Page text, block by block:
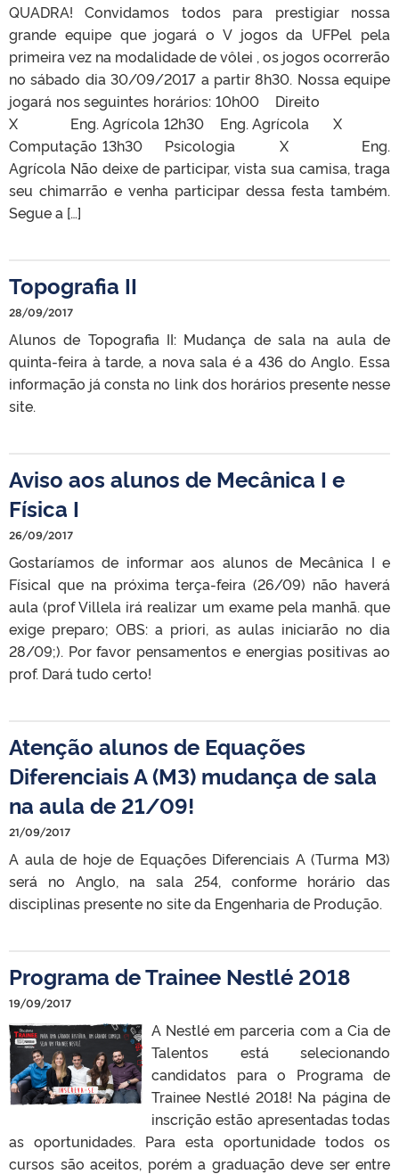
QUADRA! Convidamos todos para prestigiar nossa
grande equipe que jogará o V jogos da UFPel pela
primeira vez na modalidade de vôlei , os jogos ocorrerão
no sábado dia 30/09/2017 a partir 8h30. Nossa equipe
jogará nos seguintes horários: 10h00 Direito
X Eng. Agrícola 12h30 Eng. Agrícola X
Computação 13h30 Psicologia X Eng.
Agrícola Não deixe de participar, vista sua camisa, traga
seu chimarrão e venha participar dessa festa também.
Segue a […]
Topografia II
28/09/2017
Alunos de Topografia II: Mudança de sala na aula de
quinta-feira à tarde, a nova sala é a 436 do Anglo. Essa
informação já consta no link dos horários presente nesse
site.
Aviso aos alunos de Mecânica I e
Física I
26/09/2017
Gostaríamos de informar aos alunos de Mecânica I e
FísicaI que na próxima terça-feira (26/09) não haverá
aula (prof Villela irá realizar um exame pela manhã. que
exige preparo; OBS: a priori, as aulas iniciarão no dia
28/09;). Por favor pensamentos e energias positivas ao
prof. Dará tudo certo!
Atenção alunos de Equações
Diferenciais A (M3) mudança de sala
na aula de 21/09!
21/09/2017
A aula de hoje de Equações Diferenciais A (Turma M3)
será no Anglo, na sala 254, conforme horário das
disciplinas presente no site da Engenharia de Produção.
Programa de Trainee Nestlé 2018
19/09/2017
A Nestlé em parceria com a Cia de
Talentos está selecionando
candidatos para o Programa de
Trainee Nestlé 2018! Na página de
inscrição estão apresentadas todas
as oportunidades. Para esta oportunidade todos os
cursos são aceitos, porém a graduação deve ser entre